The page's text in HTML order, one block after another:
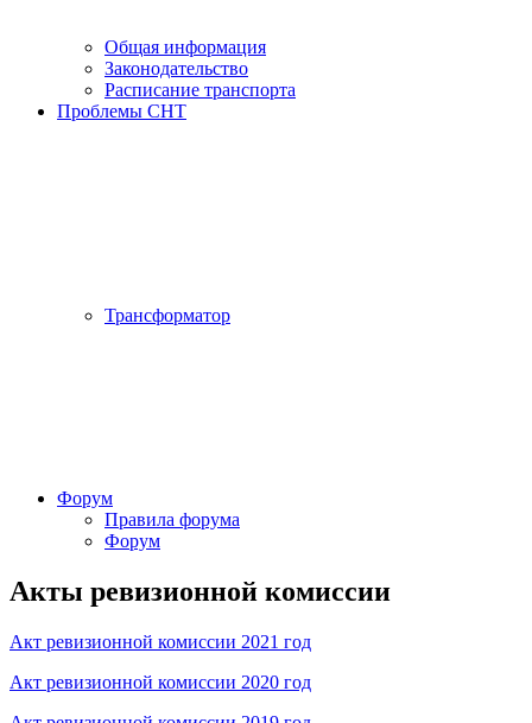
Общая информация
Законодательство
Расписание транспорта
Проблемы СНТ
Трансформатор
Форум
Правила форума
Форум
Акты ревизионной комиссии
Акт ревизионной комиссии 2021 год
Акт ревизионной комиссии 2020 год